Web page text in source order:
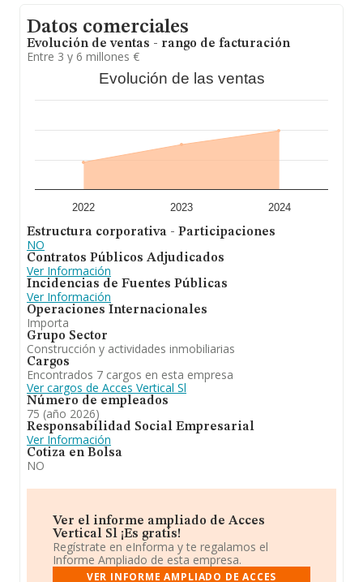
relativa al ámbito de la empresa, la antigüedad alcanza
los 17 años desde la constitución. Los empleados de
media son 2.
Para concluir,Acces Vertical S.Lse emplea en
posicionado mejor en el ranking nacional (de todas las
ha posicionado mejor en el ranking sectorial (%cnae%)
Datos comerciales
Evolución de ventas - rango de facturación
Entre 3 y 6 millones €
Evolución de las ventas
2022 2023 2024
Estructura corporativa - Participaciones
NO
Contratos Públicos Adjudicados
Ver Información
Incidencias de Fuentes Públicas
Ver Información
Operaciones Internacionales
Importa
Grupo Sector
Construcción y actividades inmobiliarias
Cargos
Encontrados 7 cargos en esta empresa
Ver cargos de Acces Vertical Sl
Número de empleados
75 (año 2026)
Responsabilidad Social Empresarial
Ver Información
Cotiza en Bolsa
NO
Ver el informe ampliado de Acces
Vertical Sl ¡Es gratis!
Regístrate en eInforma y te regalamos el
Informe Ampliado de esta empresa.
VER INFORME AMPLIADO DE ACCES